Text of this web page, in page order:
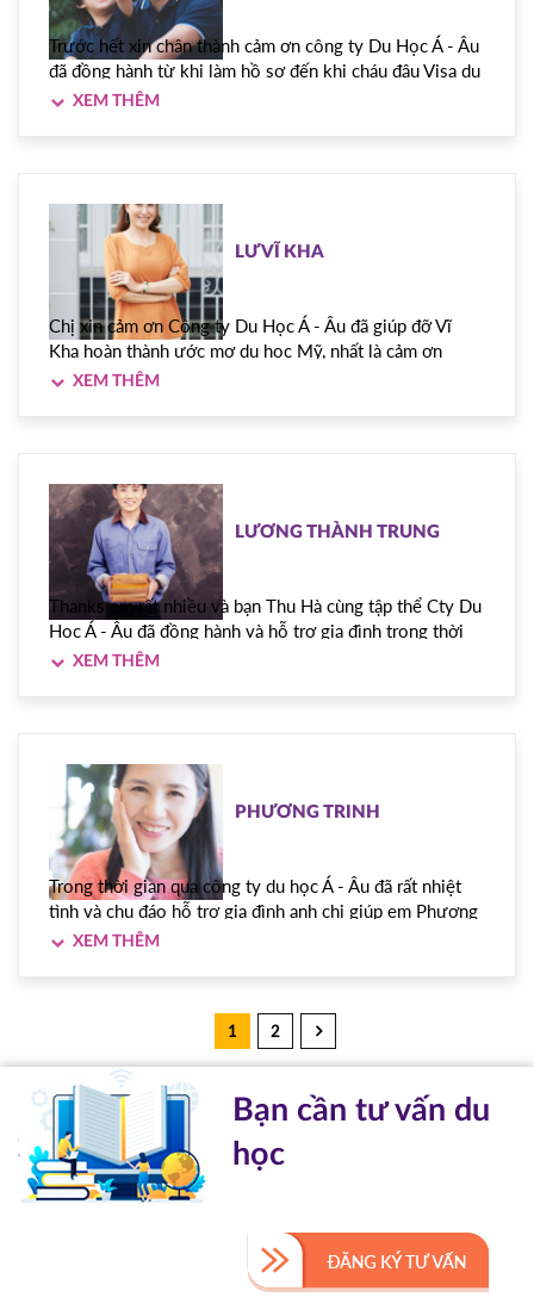
Trước hết xin chân thành cảm ơn công ty Du Học Á - Âu
đã đồng hành từ khi làm hồ sơ đến khi cháu đậu Visa du
học Mỹ, cảm ơn cô Tiên, cô Vân đã tận tâm chỉ bày và
LƯ VĨ KHA
Chị xin cảm ơn Công ty Du Học Á - Âu đã giúp đỡ Vĩ
Kha hoàn thành ước mơ du học Mỹ, nhất là cảm ơn
Vương đã chỉ bảo và giúp đỡ Kha rất nhiều trong việc
LƯƠNG THÀNH TRUNG
Thanks em rất nhiều và bạn Thu Hà cùng tập thể Cty Du
Học Á - Âu đã đồng hành và hỗ trợ gia đình trong thời
gian vừa qua. Một lần nữa xin cảm ơn bạn Vương và bạn
PHƯƠNG TRINH
Trong thời gian qua công ty du học Á - Âu đã rất nhiệt
tình và chu đáo hỗ trợ gia đình anh chị giúp em Phương
Trinh có được Visa du học. Gia đình anh chị xin chân
1 2
Bạn cần tư vấn du
học